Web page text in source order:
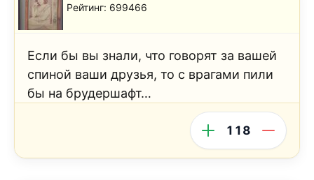
Рейтинг: 699466
Если бы вы знали, что говорят за вашей
спиной ваши друзья, то с врагами пили
бы на брудершафт…
118